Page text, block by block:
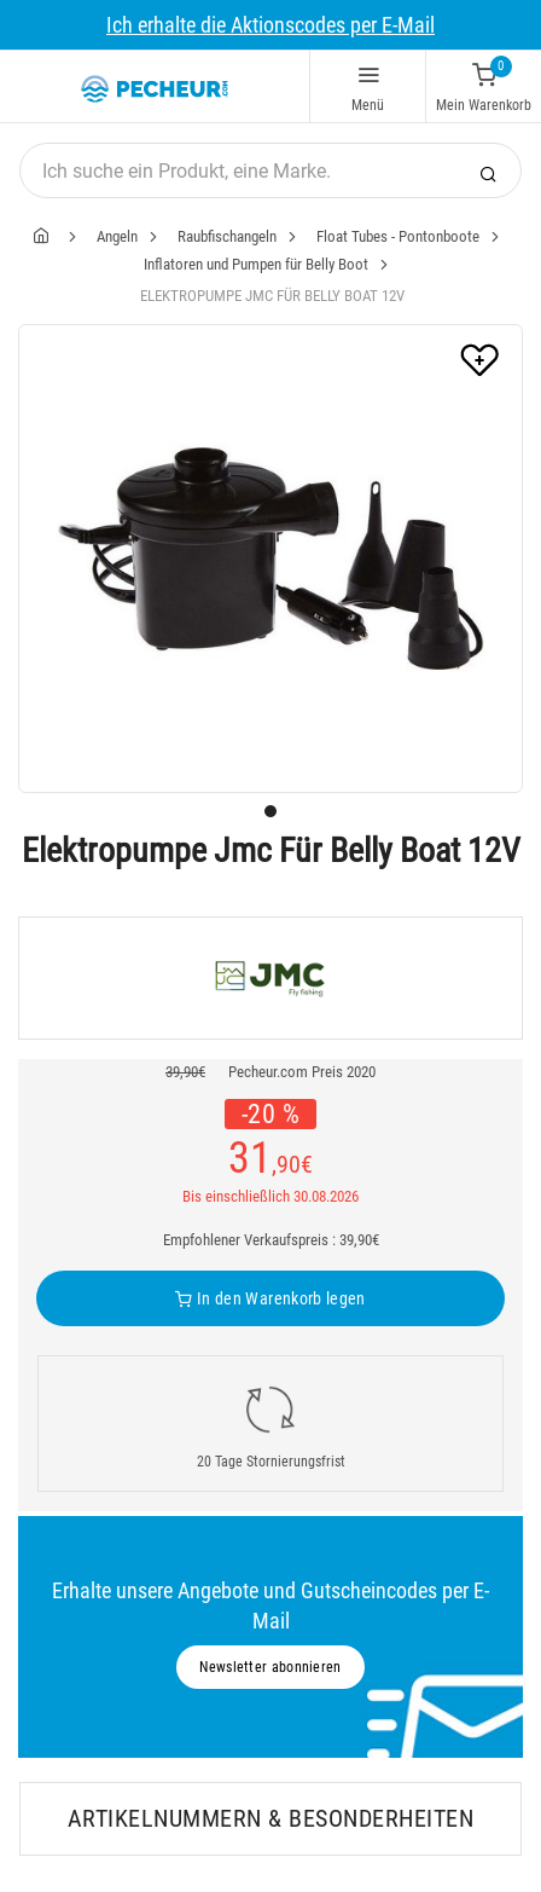
Ich erhalte die Aktionscodes per E-Mail
Menü
0
Mein Warenkorb
Angeln Raubfischangeln
Float Tubes - Pontonboote
Inflatoren und Pumpen für Belly Boot
ELEKTROPUMPE JMC FÜR BELLY BOAT 12V
Elektropumpe Jmc Für Belly Boat 12V
39,90€ Pecheur.com Preis 2020
-20 %
31 ,90€
Bis einschließlich 30.08.2026
Empfohlener Verkaufspreis : 39,90€
In den Warenkorb legen
20 Tage Stornierungsfrist
Erhalte unsere Angebote und Gutscheincodes per E-
Mail
Newsletter abonnieren
ARTIKELNUMMERN & BESONDERHEITEN